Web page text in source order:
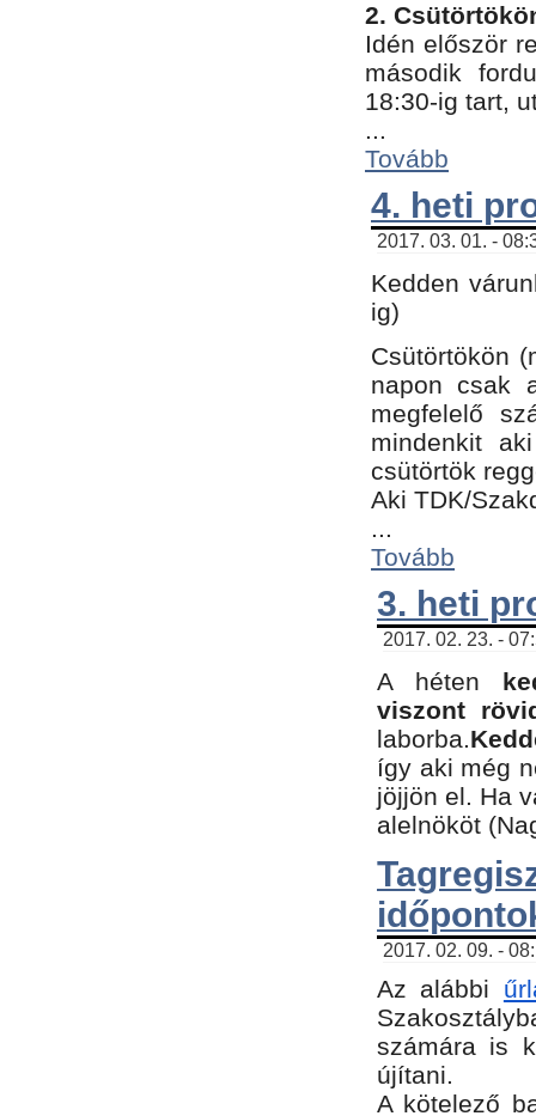
2.
Idén először
második
18:30-ig tart,
...
Tovább
4. heti
2017. 03. 01. -
Kedden
ig)
Csütörtökön
napon csak
megfelelő
mindenkit
csütörtök
Aki TDK/
...
Tovább
3. heti
2017. 02. 23. -
A héten
viszont
laborba.
így aki még
jöjjön el. Ha
alelnököt
2017. 02. 09. -
Az alábbi
számára is
újítani.
​A kötelező